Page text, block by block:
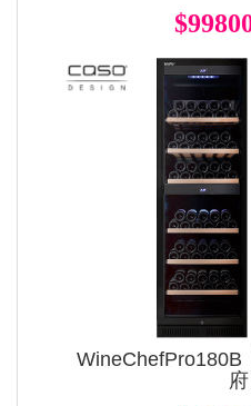
WineChefPro180B
府